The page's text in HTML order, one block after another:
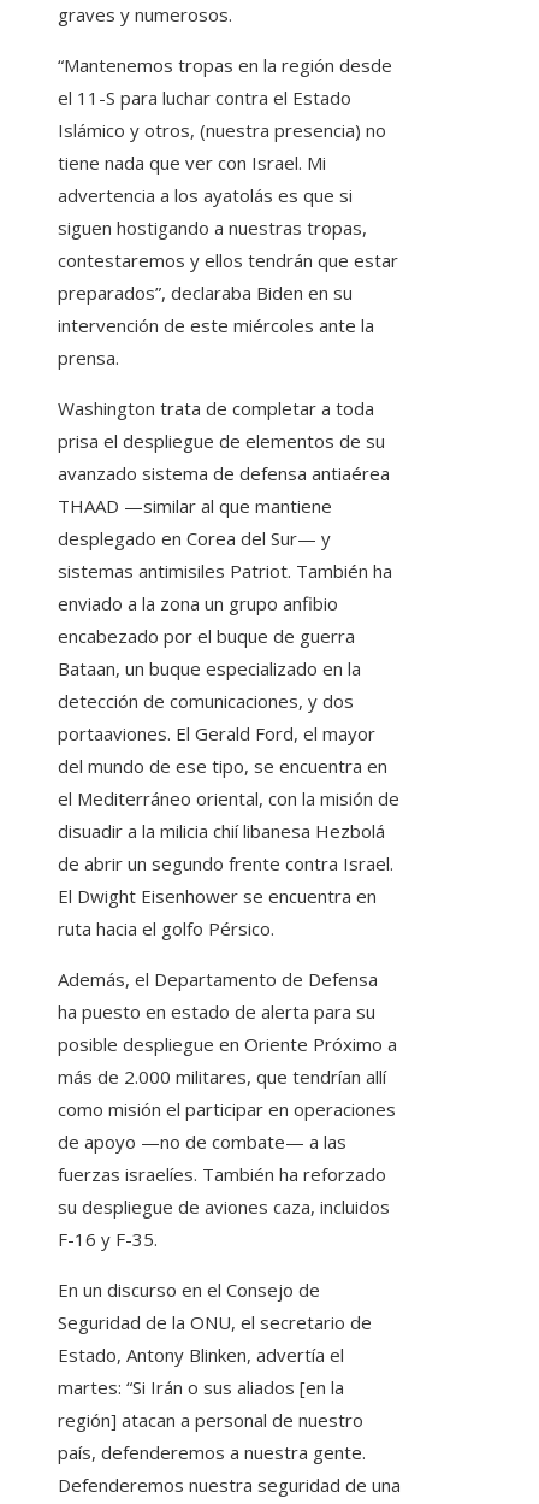
graves y numerosos.
“Mantenemos tropas en la región desde
el 11-S para luchar contra el Estado
Islámico y otros, (nuestra presencia) no
tiene nada que ver con Israel. Mi
advertencia a los ayatolás es que si
siguen hostigando a nuestras tropas,
contestaremos y ellos tendrán que estar
preparados”, declaraba Biden en su
intervención de este miércoles ante la
prensa.
Washington trata de completar a toda
prisa el despliegue de elementos de su
avanzado sistema de defensa antiaérea
THAAD —similar al que mantiene
desplegado en Corea del Sur— y
sistemas antimisiles Patriot. También ha
enviado a la zona un grupo anfibio
encabezado por el buque de guerra
Bataan, un buque especializado en la
detección de comunicaciones, y dos
portaaviones. El Gerald Ford, el mayor
del mundo de ese tipo, se encuentra en
el Mediterráneo oriental, con la misión de
disuadir a la milicia chií libanesa Hezbolá
de abrir un segundo frente contra Israel.
El Dwight Eisenhower se encuentra en
ruta hacia el golfo Pérsico.
Además, el Departamento de Defensa
ha puesto en estado de alerta para su
posible despliegue en Oriente Próximo a
más de 2.000 militares, que tendrían allí
como misión el participar en operaciones
de apoyo —no de combate— a las
fuerzas israelíes. También ha reforzado
su despliegue de aviones caza, incluidos
F-16 y F-35.
En un discurso en el Consejo de
Seguridad de la ONU, el secretario de
Estado, Antony Blinken, advertía el
martes: “Si Irán o sus aliados [en la
región] atacan a personal de nuestro
país, defenderemos a nuestra gente.
Defenderemos nuestra seguridad de una